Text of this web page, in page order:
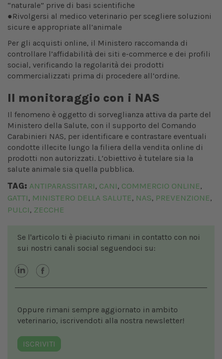
“naturale” prive di basi scientifiche
●Rivolgersi al medico veterinario per scegliere soluzioni
sicure e appropriate all’animale
Per gli acquisti online, il Ministero raccomanda di
controllare l’affidabilità dei siti e-commerce e dei profili
social, verificando la regolarità dei prodotti
commercializzati prima di procedere all’ordine.
Il monitoraggio con i NAS
Il fenomeno è oggetto di sorveglianza attiva da parte del
Ministero della Salute, con il supporto del Comando
Carabinieri NAS, per identificare e contrastare eventuali
condotte illecite lungo la filiera della vendita online di
prodotti non autorizzati. L’obiettivo è tutelare sia la
salute animale sia quella pubblica.
TAG: ANTIPARASSITARI, CANI, COMMERCIO ONLINE,
GATTI, MINISTERO DELLA SALUTE, NAS, PREVENZIONE,
PULCI, ZECCHE
Se l'articolo ti è piaciuto rimani in contatto con noi
sui nostri canali social seguendoci su:
Oppure rimani sempre aggiornato in ambito
veterinario, iscrivendoti alla nostra newsletter!
ISCRIVITI